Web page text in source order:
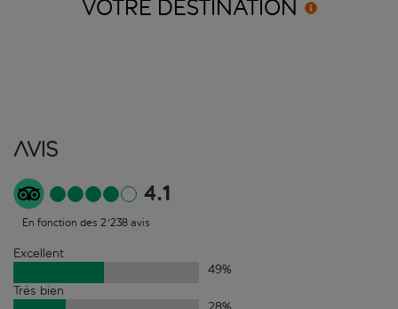
VOTRE DESTINATION
Avis
4.1
En fonction des 2'238 avis
Excellent
49%
Très bien